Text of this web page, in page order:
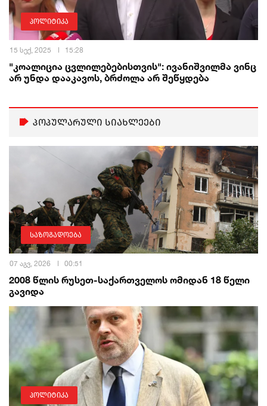
პოლიტიკა
15 სექ, 2025 15:28
"კოალიცია ცვლილებებისთვის": ივანიშვილმა ვინც
არ უნდა დააკავოს, ბრძოლა არ შეწყდება
პოპულარული სიახლეები
საზოგადოება
07 აგვ, 2026 00:51
2008 წლის რუსეთ-საქართველოს ომიდან 18 წელი
გავიდა
პოლიტიკა